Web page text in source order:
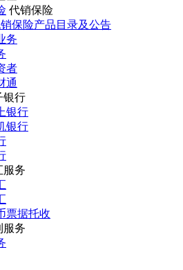
代销保险
保险产品目录及公告
务
者
通
银行
银行
银行
服务
票据托收
服务